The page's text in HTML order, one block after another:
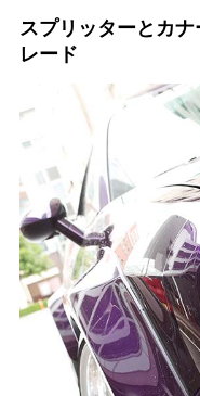
スプリッターとカ
レード